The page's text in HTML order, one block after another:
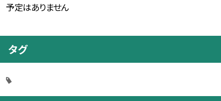
予定はありません
タグ